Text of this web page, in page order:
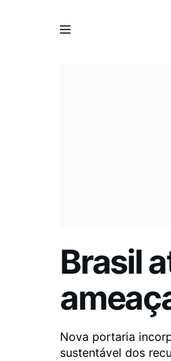
Brasil
Nova portaria
sustentável dos